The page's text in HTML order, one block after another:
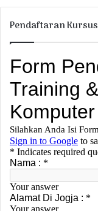
Pendaftaran Kursus